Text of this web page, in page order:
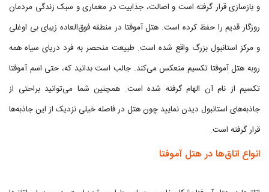
و بازسازی قرار گرفته است و اصالت، جذابیت در معماری و سبک زندگی مردمان
روزگار قدیم را حفظ کرده است. هتل آموفتا در منطقه فوق‌العاده زیبای بی اوغلی
و مرکز استانبول بزرگ واقع شده است. طبیعت منحصر به فرد دریای سیاه همه
روبه هتل آموفتا تکسیم منعکس می‌کند. جالب است بدانید که، حتی اسم آموفتا
تکسیم از نام آن الهام گرفته شده است. همچنین شما می‌توانید براحتی از
جاذبه‌های استانبول دیدن نمایید چون هتل در فاصله خیلی نزدیک از این جاذبه‌ها
قرار گرفته است.
انواع اتاق‌ها در هتل آموفتا